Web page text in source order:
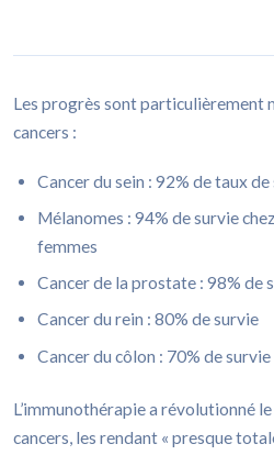
Les progrès sont particulièrement
cancers :
Cancer du sein : 92% de taux
Mélanomes : 94% de survie
femmes
Cancer de la prostate : 98% de
Cancer du rein : 80% de survie
Cancer du côlon : 70% de survie
L’immunothérapie a révolutionné
cancers, les rendant « presque